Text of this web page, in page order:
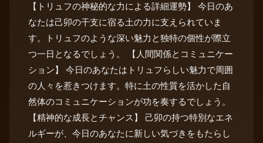
【トリュフの神秘的な力による詳細運勢】 今日のあ
なたは己卯の干支に宿る土の力に支えられていま
す。トリュフのような深い魅力と独特の個性が際立
つ一日となるでしょう。 【人間関係とコミュニケー
ション】 今日のあなたはトリュフらしい魅力で周囲
の人々を惹きつけます。特に土の性質を活かした自
然体のコミュニケーションが功を奏するでしょう。
【精神的な成長とチャンス】 己卯の持つ特別なエネ
ルギーが、今日のあなたに新しい気づきをもたらし